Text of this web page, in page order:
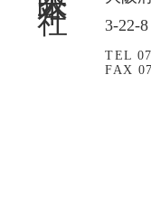
3-22-8
TEL
FAX